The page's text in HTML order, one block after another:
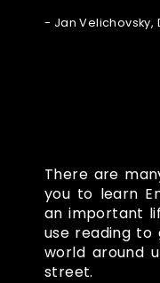
- Jan Velichovsky,
There are
you to learn
an important
use reading
world around
street.